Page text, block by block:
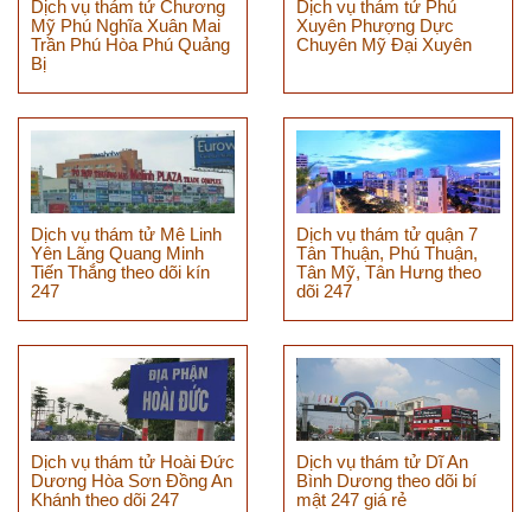
Dịch vụ thám tử Chương
Mỹ Phú Nghĩa Xuân Mai
Trần Phú Hòa Phú Quảng
Bị
Dịch vụ thám tử Phú
Xuyên Phượng Dực
Chuyên Mỹ Đại Xuyên
Dịch vụ thám tử Mê Linh
Yên Lãng Quang Minh
Tiến Thắng theo dõi kín
247
Dịch vụ thám tử quận 7
Tân Thuận, Phú Thuận,
Tân Mỹ, Tân Hưng theo
dõi 247
Dịch vụ thám tử Hoài Đức
Dương Hòa Sơn Đồng An
Khánh theo dõi 247
Dịch vụ thám tử Dĩ An
Bình Dương theo dõi bí
mật 247 giá rẻ